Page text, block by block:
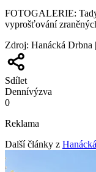
FOTOGALERIE:
vyprošťování
Zdroj: Hanácká Drbna
Sdílet
Dennívýzva
0
Reklama
Další články z